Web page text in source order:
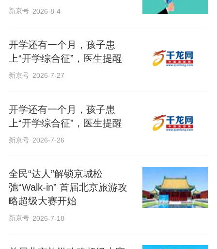
新京号 2026-8-4
开学还有一个月，孩子患
上“开学综合征”，医生提醒
新京号 2026-7-27
开学还有一个月，孩子患
上“开学综合征”，医生提醒
新京号 2026-7-26
全民“达人”解锁京城松
弛“Walk-in” 首届北京旅游攻
略超级大赛开始
新京号 2026-7-18